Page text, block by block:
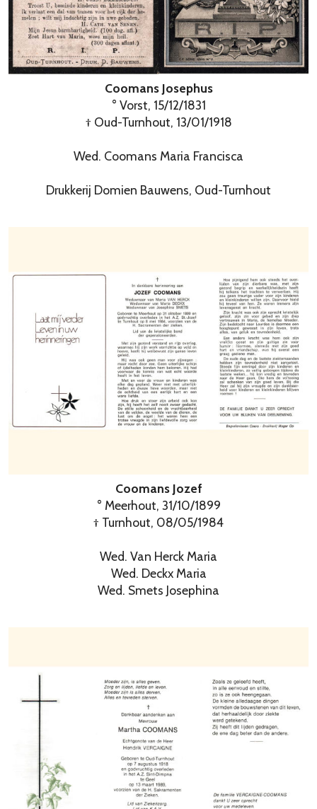
Coomans Josephus
° Vorst, 15/12/1831
† Oud-Turnhout, 13/01/1918
Wed. Coomans Maria Francisca
Drukkerij Domien Bauwens, Oud-Turnhout
Coomans Jozef
° Meerhout, 31/10/1899
† Turnhout, 08/05/1984
Wed. Van Herck Maria
Wed. Deckx Maria
Wed. Smets Josephina